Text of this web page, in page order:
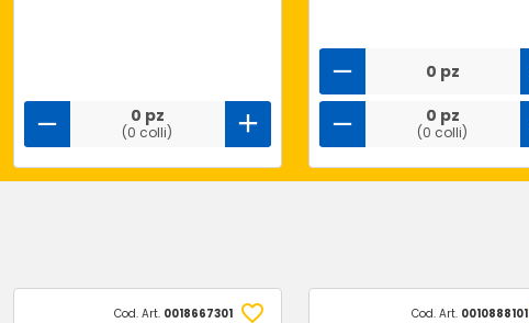
0 pz
(0 colli)
0 pz
0 pz
(0 colli)
Cod. Art. 0018667301 Cod. Art. 0010888101